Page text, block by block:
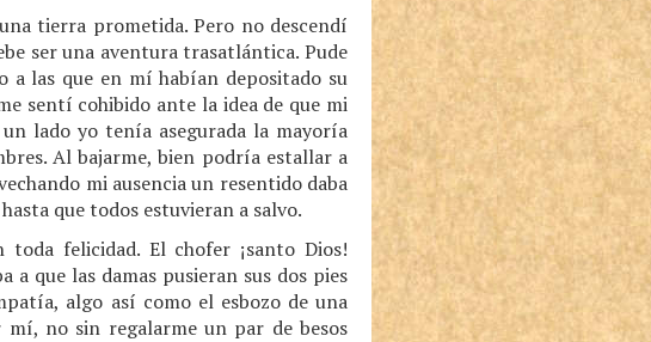
tierra prometida. Pero no descendí
ser una aventura trasatlántica. Pude
a las que en mí habían depositado su
sentí cohibido ante la idea de que mi
lado yo tenía asegurada la mayoría
Al bajarme, bien podría estallar a
mi ausencia un resentido daba
que todos estuvieran a salvo.
toda felicidad. El chofer ¡santo Dios!
que las damas pusieran sus dos pies
algo así como el esbozo de una
mí, no sin regalarme un par de besos